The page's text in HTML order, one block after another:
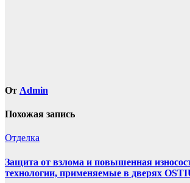
От Admin
Похожая запись
Отделка
Защита от взлома и повышенная
технологии, применяемые в дверях